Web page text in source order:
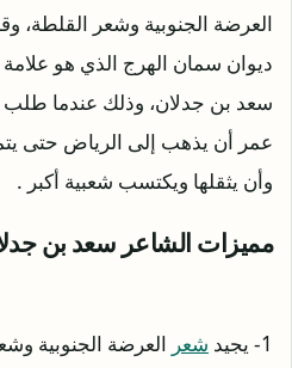
العرضة الجنوبية وشعر القلطة،
ديوان سمان الهرج الذي هو
سعد بن جدلان، وذلك عندما
عمر أن يذهب إلى الرياض حتى
وأن يثقلها ويكتسب شعبية أكبر .
مميزات الشاعر سعد بن
1- يجيد شعر العرضة الجنوبية